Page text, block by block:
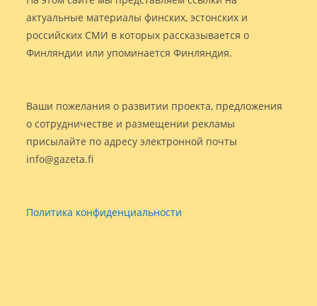
актуальные материалы финских, эстонских и
российских СМИ в которых рассказывается о
Финляндии или упоминается Финляндия.
Ваши пожелания о развитии проекта, предложения
о сотрудничестве и размещении рекламы
присылайте по адресу электронной почты
info@gazeta.fi
Политика конфиденциальности